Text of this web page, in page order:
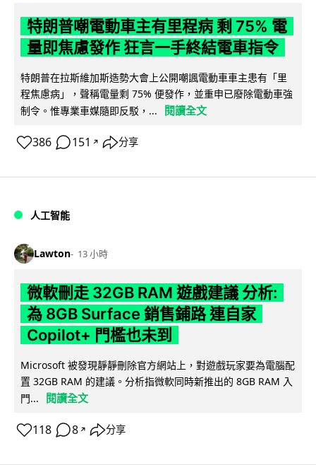
特朗普嘲電動車主有里程病 剩 75% 電
量即焦慮發作 狂言一手終結電車指令
特朗普在拉斯維加斯造勢大會上公開嘲諷電動車車主患有「里
程焦慮病」，聲稱電量剩 75% 便發作，並重申已廢除電動車強
制令。惟專業車媒隨即反駁，...
閱讀全文
386 151 ↗ 分享
人工智能
Lawton 13 小時
微軟刪走 32GB RAM 遊戲建議 分析:
為 8GB Surface 銷售鋪路 連自家
Copilot+ 門檻也未到
Microsoft 被發現靜靜刪除官方網站上，對遊戲玩家要為電腦配
置 32GB RAM 的建議。分析指微軟同時新推出的 8GB RAM 入
門...
閱讀全文
118 8 ↗ 分享